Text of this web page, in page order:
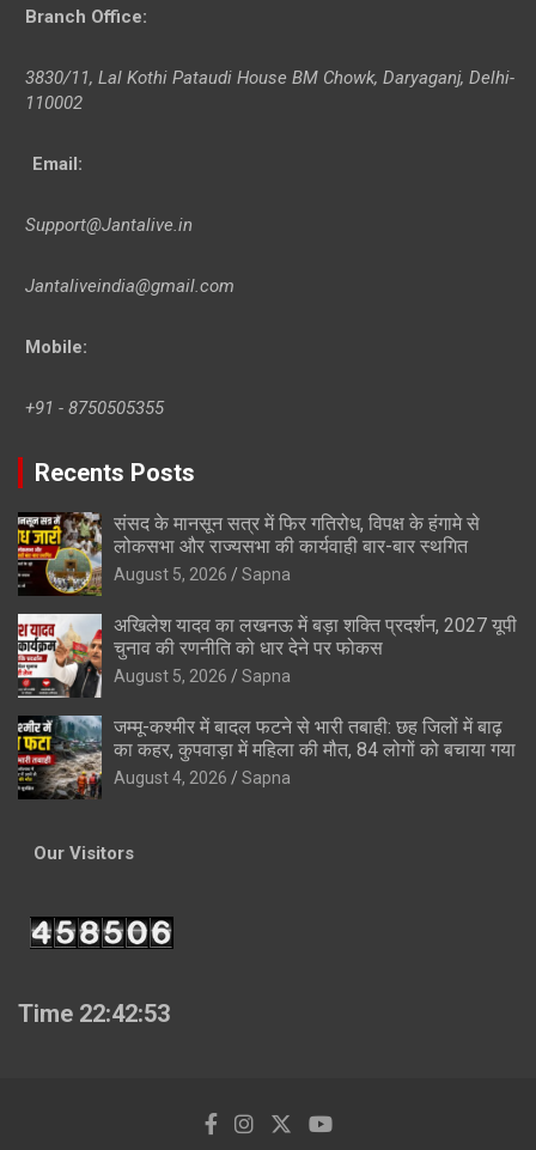
Branch Office:
3830/11, Lal Kothi Pataudi House BM Chowk, Daryaganj, Delhi-
110002
Email:
Support@Jantalive.in
Jantaliveindia@gmail.com
Mobile:
+91 - 8750505355
Recents Posts
संसद के मानसून सत्र में फिर गतिरोध, विपक्ष के हंगामे से
लोकसभा और राज्यसभा की कार्यवाही बार-बार स्थगित
August 5, 2026 Sapna
अखिलेश यादव का लखनऊ में बड़ा शक्ति प्रदर्शन, 2027 यूपी
चुनाव की रणनीति को धार देने पर फोकस
August 5, 2026 Sapna
जम्मू-कश्मीर में बादल फटने से भारी तबाही: छह जिलों में बाढ़
का कहर, कुपवाड़ा में महिला की मौत, 84 लोगों को बचाया गया
August 4, 2026 Sapna
Our Visitors
Time 22:42:54